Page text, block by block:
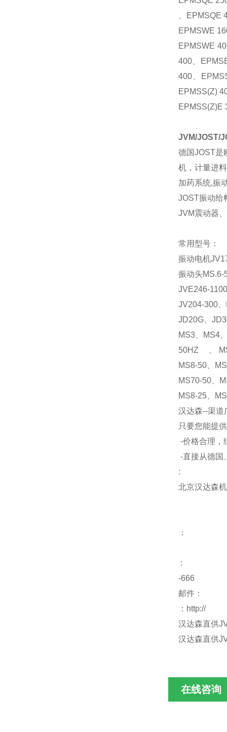
EPMSQE
EPMSWE
EPMSWE
400、
400、
EPMSS(Z)
EPMSS(Z)E
JVM/JOST/
德国JOST是
机，计量进
加药系统,振
JOST振动给
JVM震动器、
常用型号：
振动电机
振动头
JVE246-1100
JV204-300、
JD20G、
MS3、 MS4
50HZ
MS8-50、
MS70-50、
MS8-25、
汉达森--渠道
只要您能提
-价格合理，
-直接从德国
:
北京汉达森
：
:
-666
邮件：
：http://
汉达森直供
汉达森直供
在线咨询